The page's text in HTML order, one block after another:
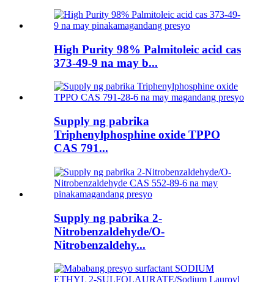
High Purity 98% Palmitoleic acid cas
373-49-9 na may b...
Supply ng pabrika
Triphenylphosphine oxide TPPO
CAS 791...
Supply ng pabrika 2-
Nitrobenzaldehyde/O-
Nitrobenzaldehy...